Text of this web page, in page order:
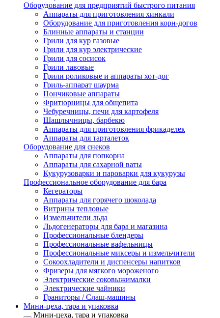
Оборудование для предприятий быстрого питания
Аппараты для приготовления хинкали
Оборудование для приготовления корн-догов
Блинные аппараты и станции
Грили для кур газовые
Грили для кур электрические
Грили для сосисок
Грили лавовые
Грили роликовые и аппараты хот-дог
Гриль-аппарат шаурма
Пончиковые аппараты
Фритюрницы для общепита
Чебуречницы, печи для картофеля
Шашлычницы, барбекю
Аппараты для приготовления фрикаделек
Аппараты для тарталеток
Оборудование для снеков
Аппараты для попкорна
Аппараты для сахарной ваты
Кукурузоварки и пароварки для кукурузы
Профессиональное оборудование для бара
Кегераторы
Аппараты для горячего шоколада
Витрины тепловые
Измельчители льда
Льдогенераторы для бара и магазина
Профессиональные блендеры
Профессиональные вафельницы
Профессиональные миксеры и измельчители
Сокоохладители и диспенсеры напитков
Фризеры для мягкого мороженого
Электрические соковыжималки
Электрические чайники
Граниторы / Слаш-машины
Мини-цеха, тара и упаковка
Мини-цеха, тара и упаковка